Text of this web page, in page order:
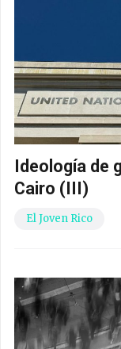
Ideología de
Cairo (III)
El Joven Rico